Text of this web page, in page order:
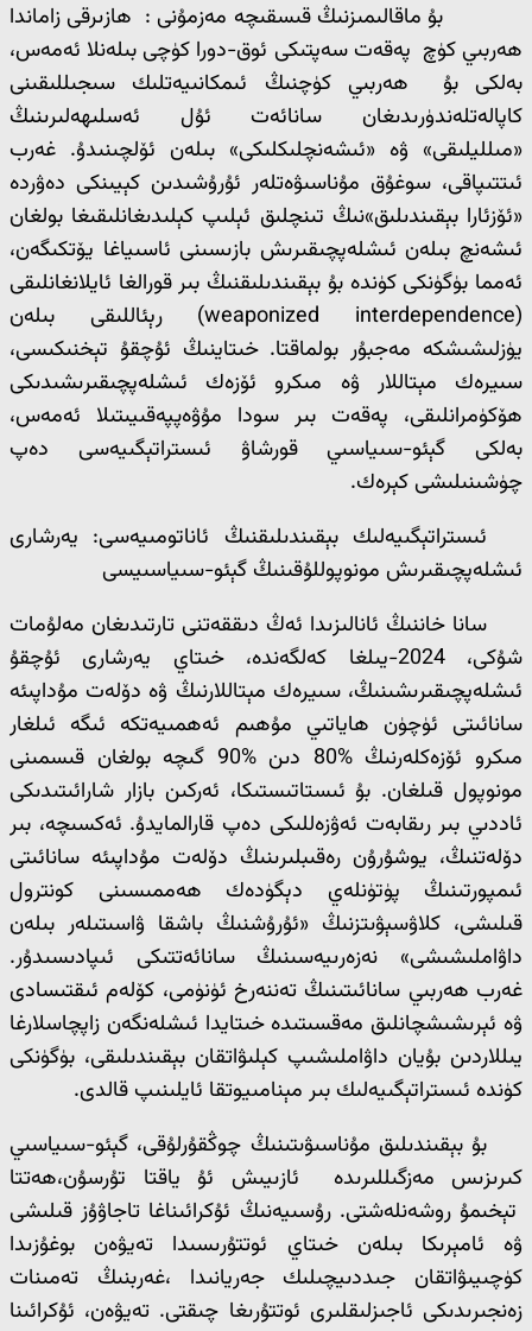
بۇ ماقالىمىزنىڭ قىسقىچە مەزمۇنى : ھازىرقى زاماندا
ھەربىي كۈچ پەقەت سەپتىكى ئوق-دورا كۈچى بىلەنلا ئەمەس،
بەلكى بۇ ھەربىي كۈچنىڭ ئىمكانىيەتلىك سىجىللىقىنى
كاپالەتلەندۈرىدىغان سانائەت ئۇل ئەسلىھەلىرىنىڭ
«مىلليلىقى» ۋە «ئىشەنچلىكلىكى» بىلەن ئۆلچىنىدۇ. غەرب
ئىتتىپاقى، سوغۇق مۇناسىۋەتلەر ئۇرۇشىدىن كېيىنكى دەۋردە
«ئۆزئارا بېقىندىلىق»نىڭ تىنچلىق ئېلىپ كېلىدىغانلىقىغا بولغان
ئىشەنچ بىلەن ئىشلەپچىقىرىش بازىسىنى ئاسىياغا يۆتكىگەن،
ئەمما بۈگۈنكى كۈندە بۇ بېقىندىلىقنىڭ بىر قورالغا ئايلانغانلىقى
(weaponized interdependence) رېئاللىقى بىلەن
يۈزلىشىشكە مەجبۇر بولماقتا. خىتاينىڭ ئۇچقۇ تېخنىكىسى،
سىيرەك مېتاللار ۋە مىكرو ئۆزەك ئىشلەپچىقىرىشىدىكى
ھۆكۈمرانلىقى، پەقەت بىر سودا مۇۋەپپەقىيىتىلا ئەمەس،
بەلكى گېئو-سىياسىي قورشاۋ ئىستراتېگىيەسى دەپ
چۈشىنىلىشى كېرەك.
ئىستراتېگىيەلىك بېقىندىلىقنىڭ ئاناتومىيەسى: يەرشارى
ئىشلەپچىقىرىش مونوپوللۇقىنىڭ گېئو-سىياسىيسى
سانا خاننىڭ ئانالىزىدا ئەڭ دىققەتنى تارتىدىغان مەلۇمات
شۇكى، 2024-يىلغا كەلگەندە، خىتاي يەرشارى ئۇچقۇ
ئىشلەپچىقىرىشىنىڭ، سىيرەك مېتاللارنىڭ ۋە دۆلەت مۇداپىئە
سانائىتى ئۈچۈن ھاياتىي مۇھىم ئەھمىيەتكە ئىگە ئىلغار
مىكرو ئۆزەكلەرنىڭ %80 دىن %90 گىچە بولغان قىسمىنى
مونوپول قىلغان. بۇ ئىستاتىستىكا، ئەركىن بازار شارائىتىدىكى
ئاددىي بىر رىقابەت ئەۋزەللىكى دەپ قارالمايدۇ. ئەكسىچە، بىر
دۆلەتنىڭ، يوشۇرۇن رەقىبلىرىنىڭ دۆلەت مۇداپىئە سانائىتى
ئىمپورتىنىڭ پۈتۈنلەي دېگۈدەك ھەممىسىنى كونترول
قىلىشى، كلاۋسېۋىتزنىڭ «ئۇرۇشنىڭ باشقا ۋاسىتىلەر بىلەن
داۋاملىشىشى» نەزەرىيەسىنىڭ سانائەتتىكى ئىپادىسىدۇر.
غەرب ھەربىي سانائىتىنىڭ تەننەرخ ئۈنۈمى، كۆلەم ئىقتىسادى
ۋە ئېرىشىشچانلىق مەقسىتىدە خىتايدا ئىشلەنگەن زاپچاسلارغا
يىللاردىن بۇيان داۋاملىشىپ كېلىۋاتقان بېقىندىلىقى، بۈگۈنكى
كۈندە ئىستراتېگىيەلىك بىر مېنامىيوتقا ئايلىنىپ قالدى.
بۇ بېقىندىلىق مۇناسىۋىتىنىڭ چوڭقۇرلۇقى، گېئو-سىياسىي
كىرىزىس مەزگىللىرىدە ئازىيىش ئۇ ياقتا تۇرسۇن،ھەتتا
تېخىمۇ روشەنلەشتى. رۇسىيەنىڭ ئۇكرائىناغا تاجاۋۇز قىلىشى
ۋە ئامېرىكا بىلەن خىتاي ئوتتۇرىسىدا تەيۋەن بوغۇزىدا
كۈچىيىۋاتقان جىددىيچىلىك جەريانىدا ،غەربنىڭ تەمىنات
زەنجىرىدىكى ئاجىزلىقلىرى ئوتتۇرىغا چىقتى. تەيۋەن، ئۇكرائىنا